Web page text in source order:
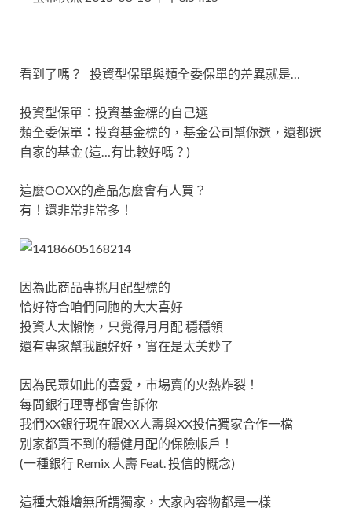
看到了嗎？ 投資型保單與類全委保單的差異就是…
投資型保單：投資基金標的自己選
類全委保單：投資基金標的，基金公司幫你選，還都選
自家的基金 (這…有比較好嗎？)
這麼OOXX的產品怎麼會有人買？
有！還非常非常多！
因為此商品專挑月配型標的
恰好符合咱們同胞的大大喜好
投資人太懶惰，只覺得月月配 穩穩領
還有專家幫我顧好好，實在是太美妙了
因為民眾如此的喜愛，市場賣的火熱炸裂！
每間銀行理專都會告訴你
我們XX銀行現在跟XX人壽與XX投信獨家合作一檔
別家都買不到的穩健月配的保險帳戶！
(一種銀行 Remix 人壽 Feat. 投信的概念)
這種大雜燴無所謂獨家，大家內容物都是一樣